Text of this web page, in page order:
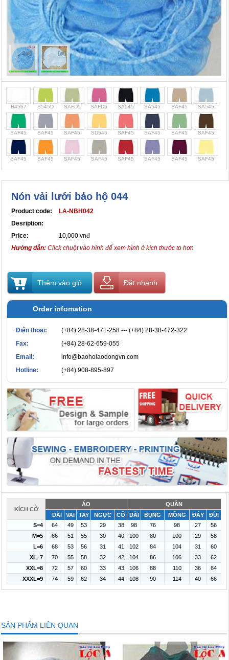
H4567 S545D SAFD5 SAFD5 SA545 SA545 SAF45 SA545
SAF45 SAF45 SAF45 SD545 SAF45 SAF45 SAF45 SAF45
SAF45 SAF45 SAF45 SAF45 SAF45 SAF45 SAF45 SAF45
Nón vải lưới bảo hộ 044
Product code:
LA-NBH042
Desription:
Price:
10,000 vnđ
Hướng dẫn: Click chuột vào hình để xem hình ở kích thước to hơn
Thêm vào giỏ Đặt nhanh
Order infomation
Điện thoại:
(+84) 28-38-471-258 --- (+84) 28-38-472-322
Fax:
(+84) 28-62-659-055
Email:
info@baoholaodongvn.com
Hotline:
(+84) 908-895-897
KÍCH CỠ
ÁO
QUẦN
DÀI
VAI TAY NGỰC CỔ DÀI BỤNG MÔNG ĐÁY
ĐÙI
S=4
64 49 53 29 38 98 76 98 27
56
M=5
66 51 55 30 40 100 80 100 29
58
L=6
68 53 56 31 41 102 84 104 31
60
XL=7
70 55 58 32 42 104 86 106 33
62
XXL=8
72 57 60 33 43 106 88 110 36
64
XXXL=9
74 59 62 34 44 108 90 114 40 66
SẢN PHẨM LIÊN QUAN
Cọc giao thông, rào chắn công trình
Bình chữa cháy, cứu hỏa
Chính sách bảo mật thông tin